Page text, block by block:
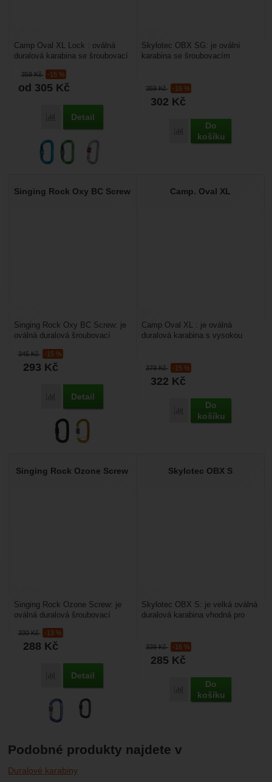
359Kč -15 %
od 305 Kč
Porovnat
Detail
Camp Oval XL Lock : oválná
duralová karabina se šroubovací
využití, jeskyňařinu...
359Kč -16 %
302 Kč
Porovnat
Do
košíku
Skylotec OBX SG: je ovální
karabina se šroubovacím
Singing Rock Oxy BC Screw
345Kč -15 %
293 Kč
Porovnat
Detail
Singing Rock Oxy BC Screw: je
oválná duralová šroubovací
otočení, která se...
Camp. Oval XL
379Kč -15 %
322 Kč
Porovnat
Do
košíku
Camp Oval XL : je oválná
duralová karabina s vysokou
Singing Rock Ozone Screw
330Kč -13 %
288 Kč
Porovnat
Detail
Singing Rock Ozone Screw: je
oválná duralová šroubovací
nebo výškové...
Skylotec OBX S
339Kč -16 %
285 Kč
Porovnat
Do
košíku
Skylotec OBX S: je velká oválná
duralová karabina vhodná pro
Podobné produkty najdete v
Duralové karabiny